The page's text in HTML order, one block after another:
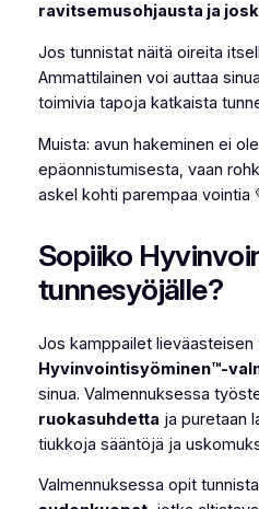
ravitsemusohjausta ja
Jos tunnistat näitä oireita
Ammattilainen voi auttaa
toimivia tapoja katkaista
Muista: avun hakeminen ei
epäonnistumisesta, vaan
askel kohti parempaa vointia
Sopiiko
tunnesyöjälle?
Jos kamppailet lieväasteisen
Hyvinvointisyöminen™-
sinua. Valmennuksessa
ruokasuhdetta ja puretaan
tiukkoja sääntöjä ja
Valmennuksessa opit